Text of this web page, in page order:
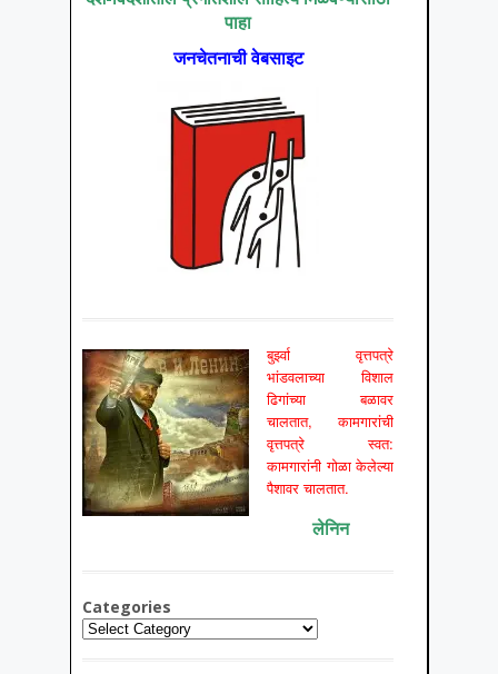
पाहा
जनचेतनाची वेबसाइट
बुर्झ्वा वृत्तपत्रे
भांडवलाच्या विशाल
ढिगांच्या बळावर
चालतात, कामगारांची
वृत्तपत्रे स्वत:
कामगारांनी गोळा केलेल्या
पैशावर चालतात.
लेनिन
Categories
Categories